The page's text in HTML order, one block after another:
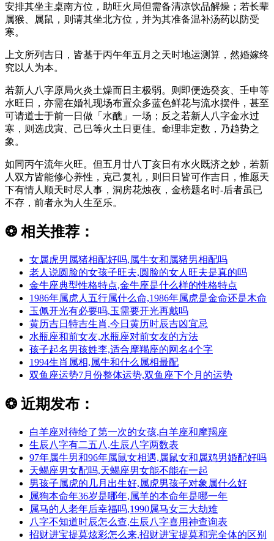
安排其坐主桌南方位，助旺火局但需备清凉饮品解燥；若长辈
属猴、属鼠，则请其坐北方位，并为其准备温补汤药以防受
寒。
上文所列吉日，皆基于丙午年五月之天时地运测算，然婚嫁终
究以人为本。
若新人八字原局火炎土燥而日主极弱。则即便选癸亥、壬申等
水旺日，亦需在婚礼现场布置众多蓝色鲜花与流水摆件，甚至
可请道士于前一日做「水醮」一场；反之若新人八字金水过
寒，则选戊寅、己巳等火土日更佳。命理非定数，乃趋势之
象。
如同丙午流年火旺。但五月廿八丁亥日有水火既济之妙，若新
人双方皆能修心养性，克己复礼，则日日皆可作吉日，惟愿天
下有情人顺天时尽人事，洞房花烛夜，金榜题名时-后者虽已
不存，前者永为人生至乐。
❂ 相关推荐：
女属虎男属猪相配好吗,属牛女和属猪男相配吗
老人说圆脸的女孩子旺夫,圆脸的女人旺夫是真的吗
金牛座典型性格特点,金牛座是什么样的性格特点
1986年属虎人五行属什么命,1986年属虎是金命还是木命
玉佩开光有必要吗,玉需要开光再戴吗
黄历吉日特吉生肖,今日黄历时辰吉凶宜忌
水瓶座和前女友,水瓶座对前女友的方法
孩子起名男孩姓李,适合摩羯座的网名4个字
1994生肖属相,属牛和什么属相最配
双鱼座运势7月份整体运势,双鱼座下个月的运势
❂ 近期发布：
白羊座对待给了第一次的女孩,白羊座和摩羯座
生辰八字有二五八,生辰八字两数表
97年属牛男和96年属鼠女相遇,属鼠女和属鸡男婚配好吗
天蝎座男女配吗,天蝎座男女能不能在一起
男孩子属虎的几月出生好,属虎男孩子对象属什么好
属狗本命年36岁是哪年,属羊的本命年是哪一年
属马的人老年后幸福吗,1990属马女三大劫难
八字不知道时辰怎么查,生辰八字喜用神查询表
招财进宝提莫炫彩怎么来,招财进宝提莫和完全体的区别